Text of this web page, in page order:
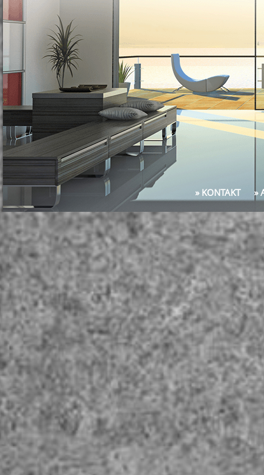
» KONTAKT »